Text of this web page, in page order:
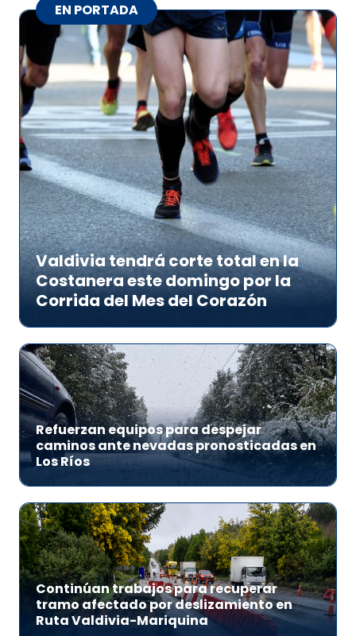
EN PORTADA
Valdivia tendrá corte total en la
Costanera este domingo por la
Corrida del Mes del Corazón
Refuerzan equipos para despejar
caminos ante nevadas pronosticadas en
Los Ríos
Continúan trabajos para recuperar
tramo afectado por deslizamiento en
Ruta Valdivia-Mariquina